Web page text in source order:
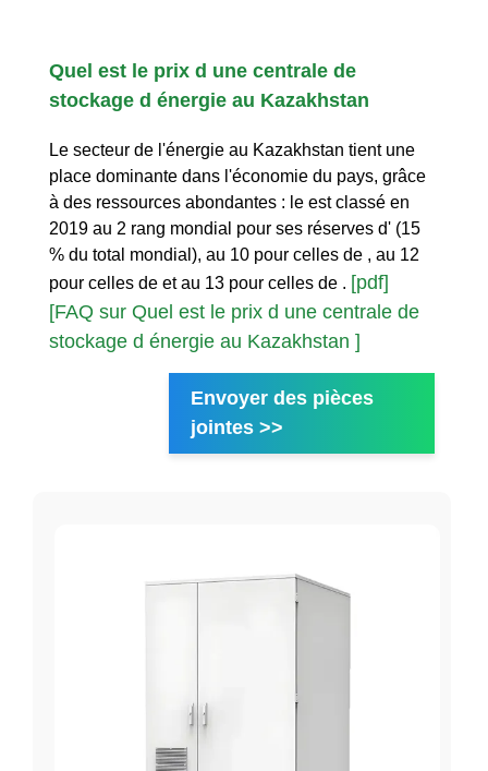
Quel est le prix d une centrale de
stockage d énergie au Kazakhstan
Le secteur de l'énergie au Kazakhstan tient une
place dominante dans l'économie du pays, grâce
à des ressources abondantes : le est classé en
2019 au 2 rang mondial pour ses réserves d' (15
% du total mondial), au 10 pour celles de , au 12
pour celles de et au 13 pour celles de . [pdf]
[FAQ sur Quel est le prix d une centrale de
stockage d énergie au Kazakhstan ]
Envoyer des pièces
jointes >>